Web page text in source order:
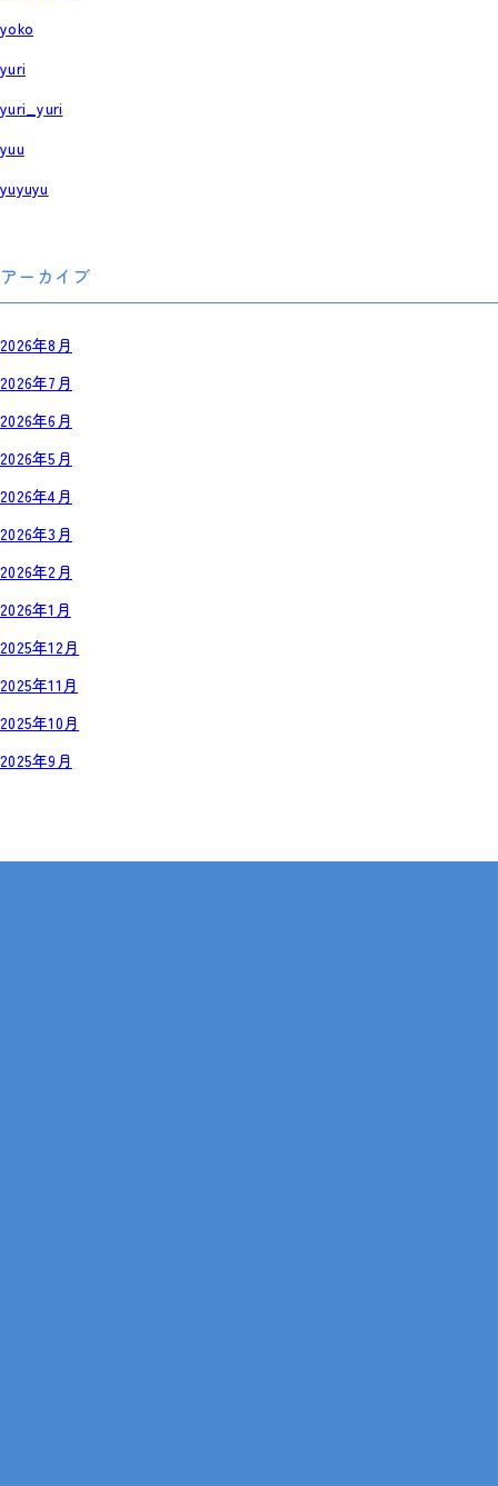
yoko
yuri
yuri_yuri
yuu
yuyuyu
アーカイブ
2026年8月
2026年7月
2026年6月
2026年5月
2026年4月
2026年3月
2026年2月
2026年1月
2025年12月
2025年11月
2025年10月
2025年9月